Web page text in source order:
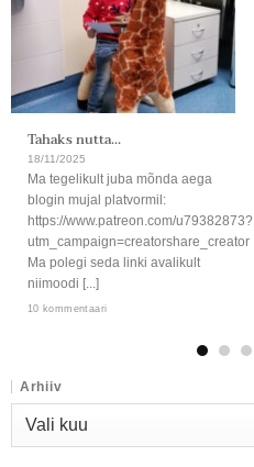
Tahaks nutta…
18/11/2025
Ma tegelikult juba mõnda aega
blogin mujal platvormil:
https://www.patreon.com/u79382873?
utm_campaign=creatorshare_creator
Ma polegi seda linki avalikult
niimoodi [...]
10 kommentaari
Arhiiv
Arhiiv